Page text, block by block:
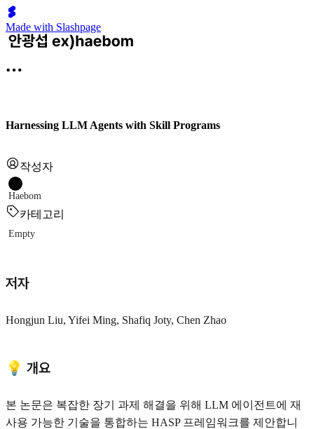
Made with Slashpage
Harnessing LLM Agents with Skill Programs
작성자
Haebom
카테고리
Empty
저자
Hongjun Liu, Yifei Ming, Shafiq Joty, Chen Zhao
💡 개요
본 논문은 복잡한 장기 과제 해결을 위해 LLM 에이전트에 재
사용 가능한 기술을 통합하는 HASP 프레임워크를 제안합니